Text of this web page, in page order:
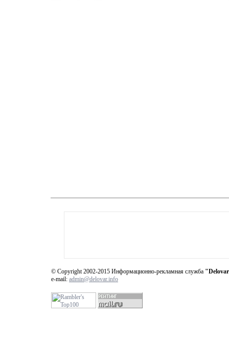
© Copyright 2002-2015 Информационно-рекламная служба
e-mail: admin@delovar.info